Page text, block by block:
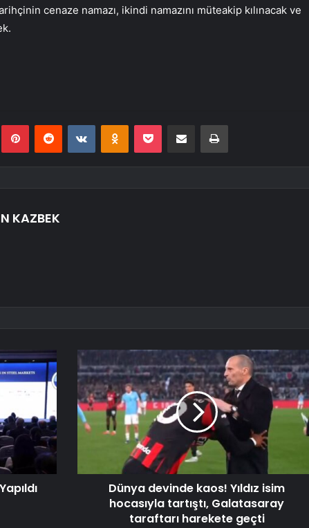
cenaze namazı, ikindi namazını müteakip kılınacak ve
PinterestReddit VKontakteOdnoklassniki
Pocket E-Posta ile paylaş Yazdır
KAZBEK
Dünya devinde kaos! Yıldız isim
hocasıyla tartıştı, Galatasaray
taraftarı harekete geçti